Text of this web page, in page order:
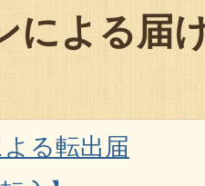
による届
る転出届